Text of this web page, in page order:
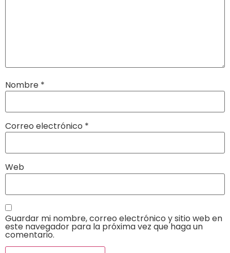
Nombre *
Correo electrónico *
Web
Guardar mi nombre, correo electrónico y sitio web en
este navegador para la próxima vez que haga un
comentario.